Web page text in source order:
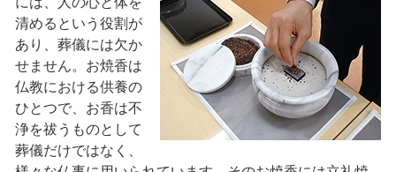
清めるという役割が
あり、葬儀には欠か
せません。お焼香は
仏教における供養の
ひとつで、お香は不
浄を祓うものとして
葬儀だけではなく、